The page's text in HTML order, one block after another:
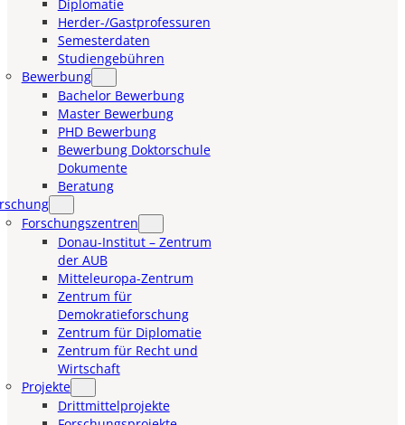
Diplomatie
Herder-/Gastprofessuren
Semesterdaten
Studiengebühren
Bewerbung
Bachelor Bewerbung
Master Bewerbung
PHD Bewerbung
Bewerbung Doktorschule
Dokumente
Beratung
Forschungszentren
Donau-Institut – Zentrum
der AUB
Mitteleuropa-Zentrum
Zentrum für
Demokratieforschung
Zentrum für Diplomatie
Zentrum für Recht und
Wirtschaft
Projekte
Drittmittelprojekte